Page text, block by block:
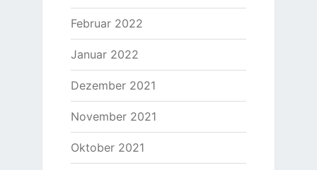
Februar 2022
Januar 2022
Dezember 2021
November 2021
Oktober 2021